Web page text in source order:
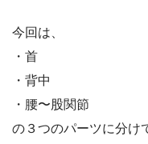
今回は、
・首
・背中
・腰〜股関節
の３つのパーツに分け